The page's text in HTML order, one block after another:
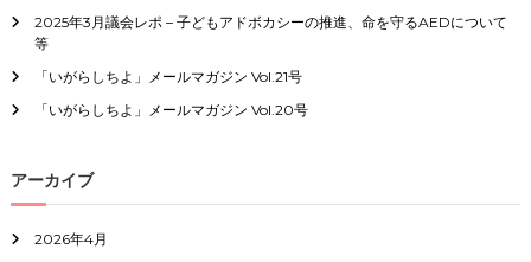
2025年3月議会レポ – 子どもアドボカシーの推進、命を守るAEDについて
等
「いがらしちよ」メールマガジン Vol.21号
「いがらしちよ」メールマガジン Vol.20号
アーカイブ
2026年4月